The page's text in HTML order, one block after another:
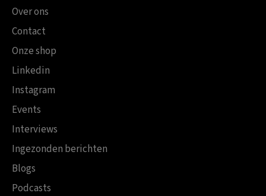
Over ons
Contact
Onze shop
Linkedin
Instagram
Events
Interviews
Ingezonden berichten
Blogs
Podcasts